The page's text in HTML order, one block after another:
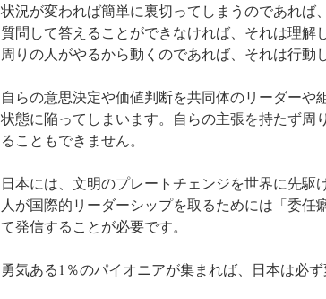
状況が変われば簡単に裏切ってしまうのであれば
質問して答えることができなければ、それは理解
周りの人がやるから動くのであれば、それは行動
自らの意思決定や価値判断を共同体のリーダーや
状態に陥ってしまいます。自らの主張を持たず周
ることもできません。
日本には、文明のプレートチェンジを世界に先駆
人が国際的リーダーシップを取るためには「委
て発信することが必要です。
勇気ある1％のパイオニアが集まれば、日本は必ず